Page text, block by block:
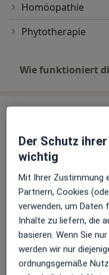
Homöopathie
Phytotherapie
Wie funktioniert
Praxis Dieter
Buchstr. 18,
Privatpraxis
Verfügbarkeit
Dieter Schneider
Jameda keine
Der Schutz
wichtig
Mit Ihrer Zustimmung
Partnern, Cookies
verwenden, um
Inhalte zu liefern, die
basieren. Wenn Sie
werden wir nur
ordnungsgemäße